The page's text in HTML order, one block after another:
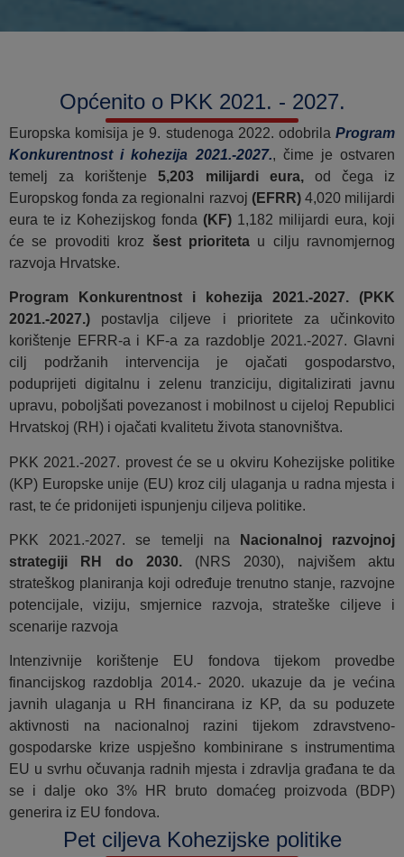
Općenito o PKK 2021. - 2027.
Europska komisija je 9. studenoga 2022. odobrila Program
Konkurentnost i kohezija 2021.-2027., čime je ostvaren
temelj za korištenje5,203 milijardi eura,od čega iz
Europskog fonda za regionalni razvoj (EFRR) 4,020 milijardi
eura te iz Kohezijskog fonda (KF) 1,182 milijardi eura, koji
će se provoditi kroz šest prioriteta u cilju ravnomjernog
razvoja Hrvatske.
Program Konkurentnost i kohezija 2021.-2027. (PKK
2021.-2027.) postavlja ciljeve i prioritete za učinkovito
korištenje EFRR-a i KF-a za razdoblje 2021.-2027. Glavni
cilj podržanih intervencija je ojačati gospodarstvo,
poduprijeti digitalnu i zelenu tranziciju, digitalizirati javnu
upravu, poboljšati povezanost i mobilnost u cijeloj Republici
Hrvatskoj (RH) i ojačati kvalitetu života stanovništva.
PKK 2021.-2027. provest će se u okviru Kohezijske politike
(KP) Europske unije (EU) kroz cilj ulaganja u radna mjesta i
rast, te će pridonijeti ispunjenju ciljeva politike.
PKK 2021.-2027. se temelji na
Nacionalnoj razvojnoj
strategiji RH do 2030.(NRS 2030), najvišem aktu
strateškog planiranja koji određuje trenutno stanje, razvojne
potencijale, viziju, smjernice razvoja, strateške ciljeve i
scenarije razvoja
Intenzivnije korištenje EU fondova tijekom provedbe
financijskog razdoblja 2014.- 2020. ukazuje da je većina
javnih ulaganja u RH financirana iz KP, da su poduzete
aktivnosti na nacionalnoj razini tijekom zdravstveno-
gospodarske krize uspješno kombinirane s instrumentima
EU u svrhu očuvanja radnih mjesta i zdravlja građana te da
se i dalje oko 3% HR bruto domaćeg proizvoda (BDP)
generira iz EU fondova.
Pet ciljeva Kohezijske politike